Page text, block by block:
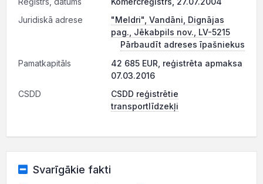
Juridiskā adrese
"Meldri", Vandāni, Dignājas
pag., Jēkabpils nov., LV-5215
Pārbaudīt adreses īpašniekus
Pamatkapitāls
42 685 EUR, reģistrēta apmaksa
07.03.2016
CSDD
CSDD reģistrētie
transportlīdzekļi
Svarīgākie fakti